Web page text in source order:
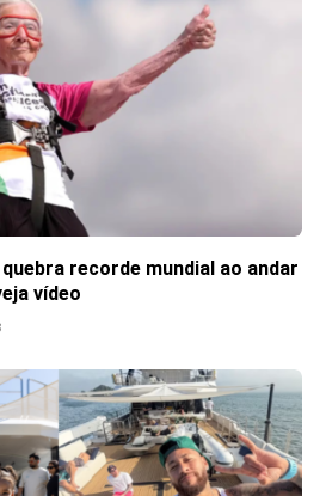
recorde mundial ao andar
vídeo